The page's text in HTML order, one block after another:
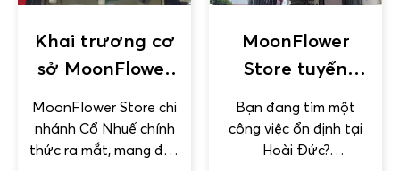
Khai trương cơ
sở MoonFlower
Store chi nhánh
Cổ Nhuế
MoonFlower Store chi
nhánh Cổ Nhuế chính
thức ra mắt, mang đến
MoonFlower
Store tuyển
dụng nhân sự
tại Thôn Nội 2,
Hoài Đức
Bạn đang tìm một
công việc ổn định tại
Hoài Đức?